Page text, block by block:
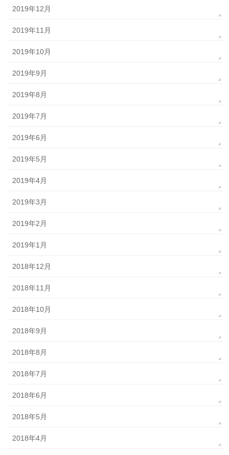
2019年12月
2019年11月
2019年10月
2019年9月
2019年8月
2019年7月
2019年6月
2019年5月
2019年4月
2019年3月
2019年2月
2019年1月
2018年12月
2018年11月
2018年10月
2018年9月
2018年8月
2018年7月
2018年6月
2018年5月
2018年4月